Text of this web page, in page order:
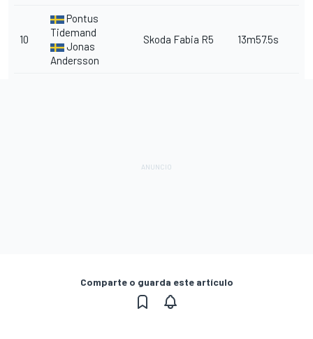
10
Pontus
Tidemand
Jonas
Andersson
Skoda Fabia R5 13m57.5s
Comparte o guarda este artículo